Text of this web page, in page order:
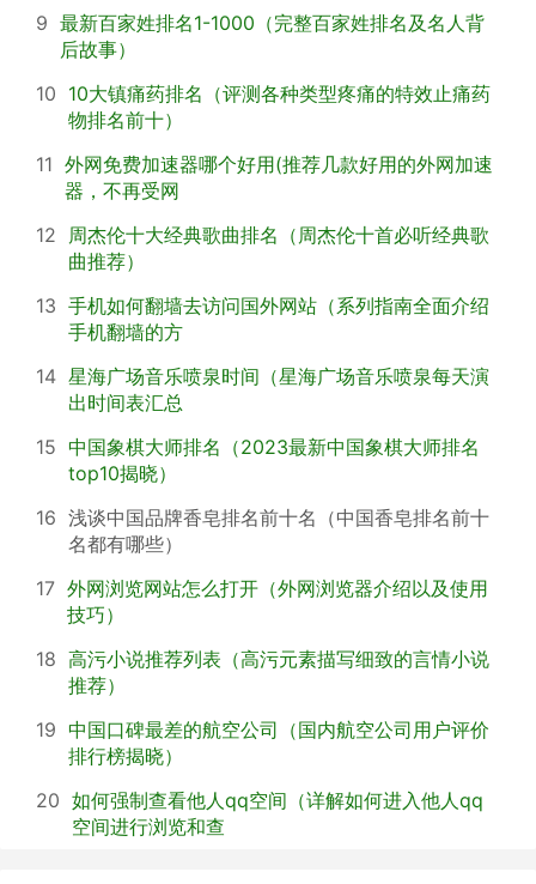
9 最新百家姓排名1-1000（完整百家姓排名及名人背
后故事）
10 10大镇痛药排名（评测各种类型疼痛的特效止痛药
物排名前十）
11 外网免费加速器哪个好用(推荐几款好用的外网加速
器，不再受网
12 周杰伦十大经典歌曲排名（周杰伦十首必听经典歌
曲推荐）
13 手机如何翻墙去访问国外网站（系列指南全面介绍
手机翻墙的方
14 星海广场音乐喷泉时间（星海广场音乐喷泉每天演
出时间表汇总
15 中国象棋大师排名（2023最新中国象棋大师排名
top10揭晓）
16 浅谈中国品牌香皂排名前十名（中国香皂排名前十
名都有哪些）
17 外网浏览网站怎么打开（外网浏览器介绍以及使用
技巧）
18 高污小说推荐列表（高污元素描写细致的言情小说
推荐）
19 中国口碑最差的航空公司（国内航空公司用户评价
排行榜揭晓）
20 如何强制查看他人qq空间（详解如何进入他人qq
空间进行浏览和查